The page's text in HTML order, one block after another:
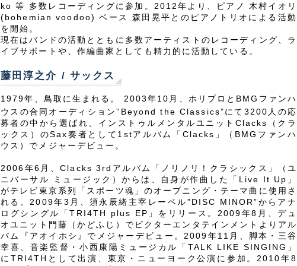
ko 等 多数レコーディングに参加。2012年より、ピアノ 木村イオリ
(bohemian voodoo) ベース 森田晃平とのピアノトリオによる活動
を開始。
現在はバンドの活動とともに多数アーティストのレコーディング、ラ
イブサポートや、作編曲家としても精力的に活動している。
藤田淳之介 / サックス
1979年、鳥取に生まれる。 2003年10月、ホリプロとBMGファンハ
ウスの合同オーディション”Beyond the Classics”にて3200人の応
募者の中から選ばれ、インストゥルメンタルユニットClacks（クラ
ックス）のSax奏者として1stアルバム「Clacks」（BMGファンハ
ウス）でメジャーデビュー。
2006年6月、Clacks 3rdアルバム「ノリノリ！クラシックス」（ユ
ニバーサル ミュージック）からは、自身が作曲した「Live It Up」
がテレビ東京系列「スポーツ魂」のオープニング・テーマ曲に使用さ
れる。2009年3月、須永辰緒主宰レーベル”DISC MINOR”からアナ
ログシングル「TRI4TH plus EP」をリリース。2009年8月、デュ
オユニット門藤（かどふじ）でビクターエンタテインメントよりアル
バム『アオイホシ』でメジャーデビュー。2009年11月、脚本・三谷
幸喜、音楽監督・小西康陽ミュージカル「TALK LIKE SINGING」
にTRI4THとして出演、東京・ニューヨーク公演に参加。2010年8